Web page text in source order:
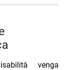
venga